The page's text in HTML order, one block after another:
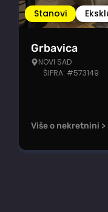
Stanovi
Grbavica
NOVI SAD
ŠIFRA: #573149
Više o nekretnini >